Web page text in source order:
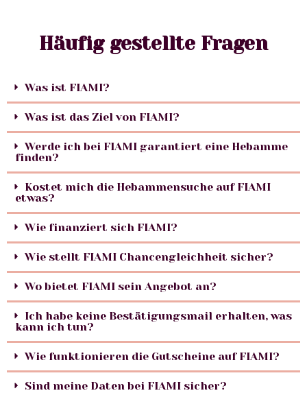
Häufig gestellte Fragen
Was ist FIAMI?
Was ist das Ziel von FIAMI?
Werde ich bei FIAMI garantiert eine Hebamme
finden?
Kostet mich die Hebammensuche auf FIAMI
etwas?
Wie finanziert sich FIAMI?
Wie stellt FIAMI Chancengleichheit sicher?
Wo bietet FIAMI sein Angebot an?
Ich habe keine Bestätigungsmail erhalten, was
kann ich tun?
Wie funktionieren die Gutscheine auf FIAMI?
Sind meine Daten bei FIAMI sicher?